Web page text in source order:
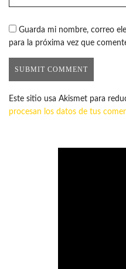
Guarda mi nombre, correo
para la próxima vez que
Este sitio usa Akismet para
procesan los datos de tus